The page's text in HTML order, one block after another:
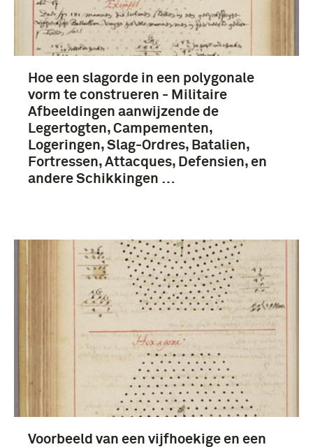
Hoe een slagorde in een polygonale
vorm te construeren - Militaire
Afbeeldingen aanwijzende de
Legertogten, Campementen,
Logeringen, Slag-Ordres, Batalien,
Fortressen, Attacques, Defensien, en
andere Schikkingen …
Voorbeeld van een vijfhoekige en een